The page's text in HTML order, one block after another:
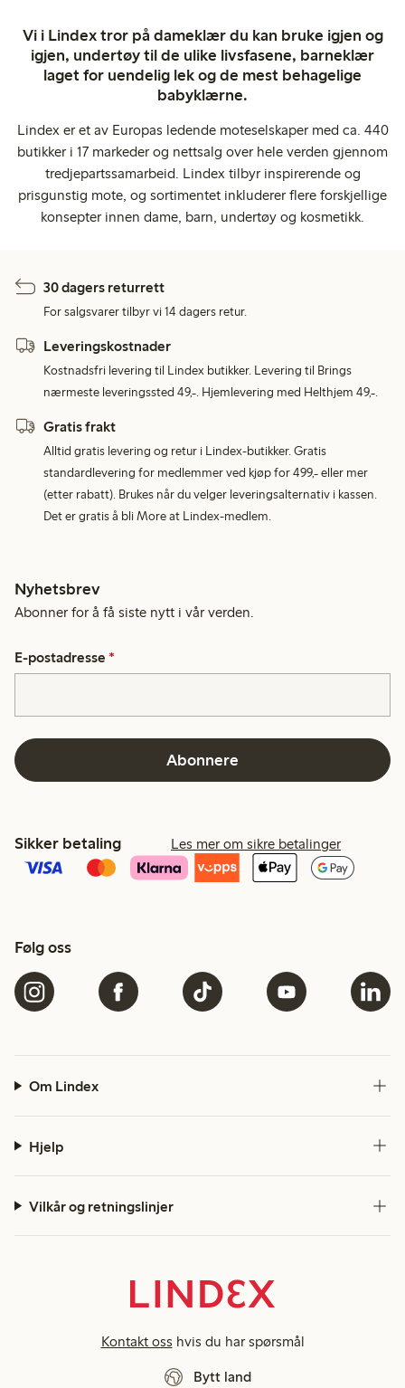
Vi i Lindex tror på dameklær du kan bruke igjen og
igjen, undertøy til de ulike livsfasene, barneklær
laget for uendelig lek og de mest behagelige
babyklærne.
Lindex er et av Europas ledende moteselskaper med ca. 440
butikker i 17 markeder og nettsalg over hele verden gjennom
tredjepartssamarbeid. Lindex tilbyr inspirerende og
prisgunstig mote, og sortimentet inkluderer flere forskjellige
konsepter innen dame, barn, undertøy og kosmetikk.
30 dagers returrett
For salgsvarer tilbyr vi 14 dagers retur.
Leveringskostnader
Kostnadsfri levering til Lindex butikker. Levering til Brings
nærmeste leveringssted 49,-. Hjemlevering med Helthjem 49,-.
Gratis frakt
Alltid gratis levering og retur i Lindex-butikker. Gratis
standardlevering for medlemmer ved kjøp for 499,- eller mer
(etter rabatt). Brukes når du velger leveringsalternativ i kassen.
Det er gratis å bli More at Lindex-medlem.
Nyhetsbrev
Abonner for å få siste nytt i vår verden.
E-postadresse *
Abonnere
Sikker betaling Les mer om sikre betalinger
Følg oss
Om Lindex
Hjelp
Vilkår og retningslinjer
Kontakt oss hvis du har spørsmål
Bytt land